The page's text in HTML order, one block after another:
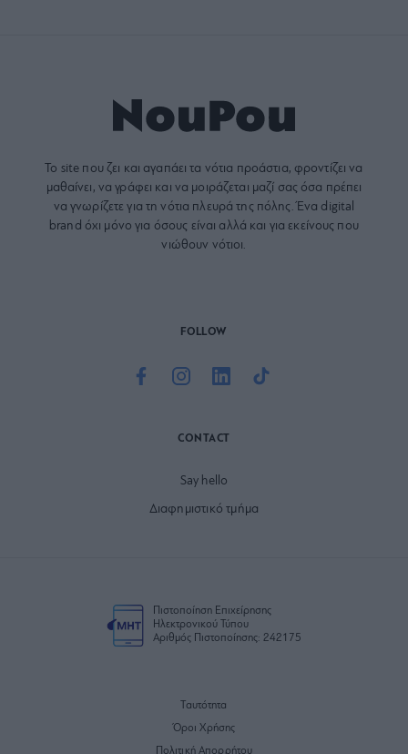
Το site που ζει και αγαπάει τα νότια προάστια, φροντίζει να
μαθαίνει, να γράφει και να μοιράζεται μαζί σας όσα πρέπει
να γνωρίζετε για τη νότια πλευρά της πόλης. Ένα digital
brand όχι μόνο για όσους είναι αλλά και για εκείνους που
νιώθουν νότιοι.
FOLLOW
CONTACT
Say hello
Διαφημιστικό τμήμα
Πιστοποίηση Επιχείρησης
Ηλεκτρονικού Τύπου
Αριθμός Πιστοποίησης: 242175
Ταυτότητα
Όροι Χρήσης
Πολιτική Απορρήτου